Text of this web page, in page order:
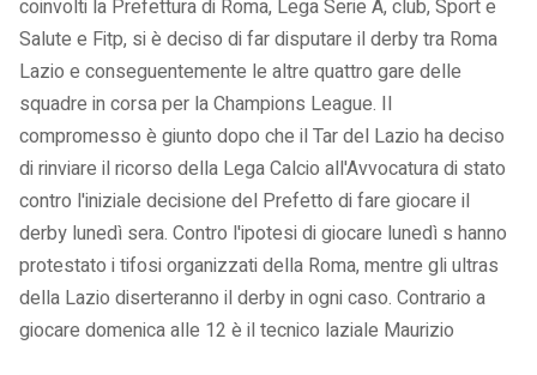
coinvolti la Prefettura di Roma, Lega Serie A, club, Sport e
Salute e Fitp, si è deciso di far disputare il derby tra Roma
Lazio e conseguentemente le altre quattro gare delle
squadre in corsa per la Champions League. Il
compromesso è giunto dopo che il Tar del Lazio ha deciso
di rinviare il ricorso della Lega Calcio all'Avvocatura di stato
contro l'iniziale decisione del Prefetto di fare giocare il
derby lunedì sera. Contro l'ipotesi di giocare lunedì s hanno
protestato i tifosi organizzati della Roma, mentre gli ultras
della Lazio diserteranno il derby in ogni caso. Contrario a
giocare domenica alle 12 è il tecnico laziale Maurizio